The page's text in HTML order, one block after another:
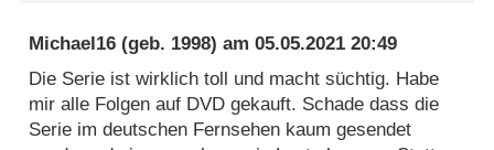
Michael16 (geb. 1998) am05.05.2021 20:49
Die Serie ist wirklich toll und macht süchtig. Habe
mir alle Folgen auf DVD gekauft. Schade dass die
Serie im deutschen Fernsehen kaum gesendet